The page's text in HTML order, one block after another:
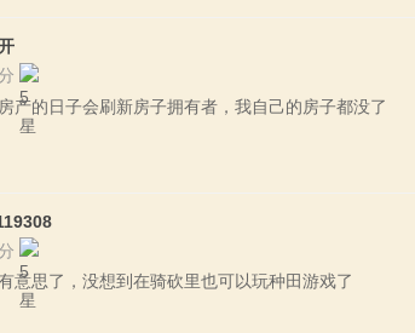
产的日子会刷新房子拥有者，我自己的房子都没了
意思了，没想到在骑砍里也可以玩种田游戏了